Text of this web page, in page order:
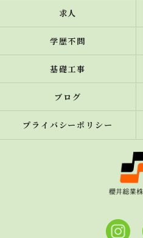
求人
学歴不問
基礎工事
ブログ
プライバシーポリシー